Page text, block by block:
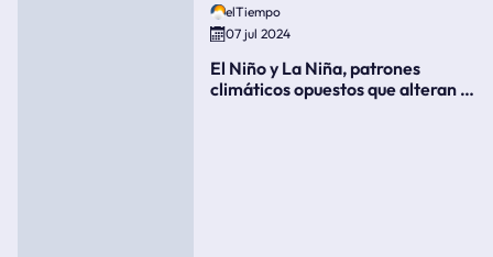
elTiempo
07 jul 2024
El Niño y La Niña, patrones
climáticos opuestos que alteran la